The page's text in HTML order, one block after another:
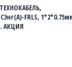
FRLS,
АКЦИЯ